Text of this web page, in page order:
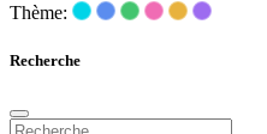
Thème:
Recherche